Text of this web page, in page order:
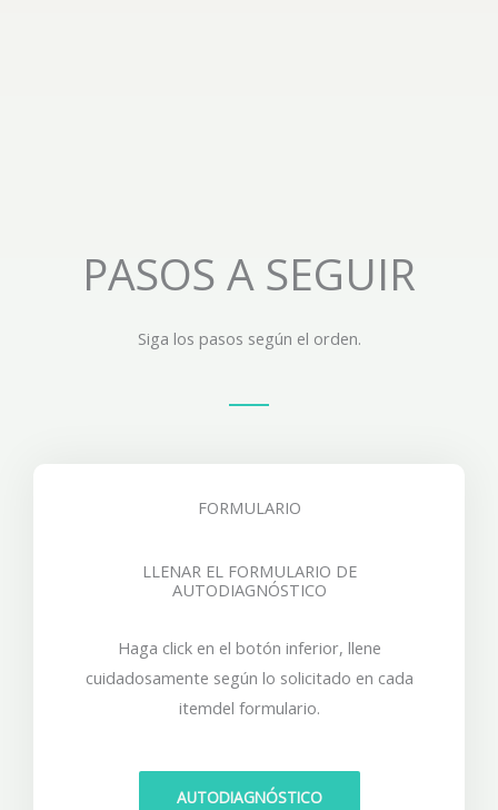
PASOS A SEGUIR
Siga los pasos según el orden.
FORMULARIO
LLENAR EL FORMULARIO DE
AUTODIAGNÓSTICO
Haga click en el botón inferior, llene
cuidadosamente según lo solicitado en cada
itemdel formulario.
AUTODIAGNÓSTICO